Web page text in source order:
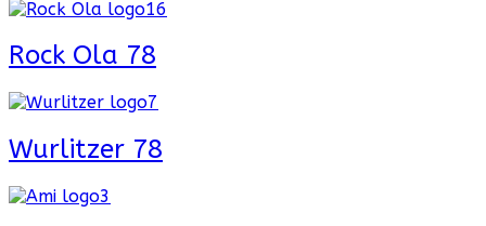
Rock Ola 78
Wurlitzer 78